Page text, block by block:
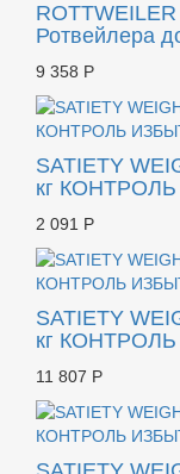
Ротвейлера
9 358 Р
SATIETY
кг
2 091 Р
SATIETY
кг
11 807 Р